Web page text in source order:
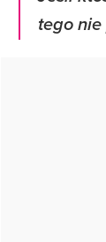
tego